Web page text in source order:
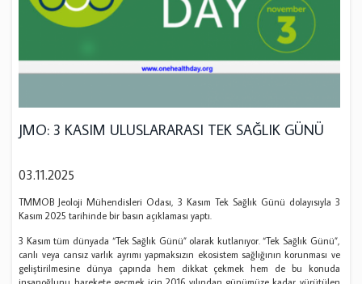
JMO: 3 KASIM ULUSLARARASI TEK SAĞLIK GÜNÜ
03.11.2025
TMMOB Jeoloji Mühendisleri Odası, 3 Kasım Tek Sağlık Günü dolayısıyla 3
Kasım 2025 tarihinde bir basın açıklaması yaptı.
3 Kasım tüm dünyada “Tek Sağlık Günü” olarak kutlanıyor. “Tek Sağlık Günü”,
canlı veya cansız varlık ayrımı yapmaksızın ekosistem sağlığının korunması ve
geliştirilmesine dünya çapında hem dikkat çekmek hem de bu konuda